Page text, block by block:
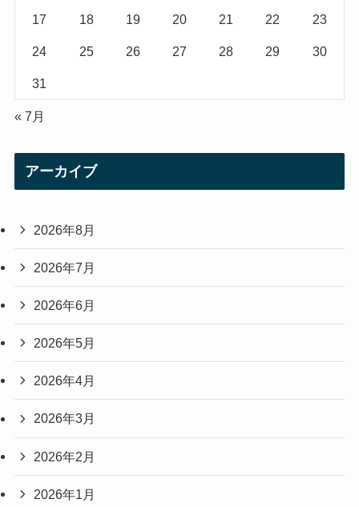
17 18 19 20 21 22 23
24 25 26 27 28 29 30
31
« 7月
アーカイブ
2026年8月
2026年7月
2026年6月
2026年5月
2026年4月
2026年3月
2026年2月
2026年1月